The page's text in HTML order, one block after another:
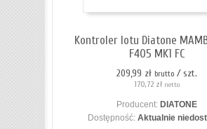
Kontroler lotu Diatone
F405 MK1 FC
209,99 zł brutto / szt.
170,72 zł netto
Producent: DIATONE
Dostępność: Aktualnie